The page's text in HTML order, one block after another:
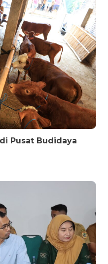
Pusat Budidaya